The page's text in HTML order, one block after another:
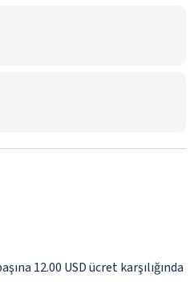
12.00 USD ücret karşılığında